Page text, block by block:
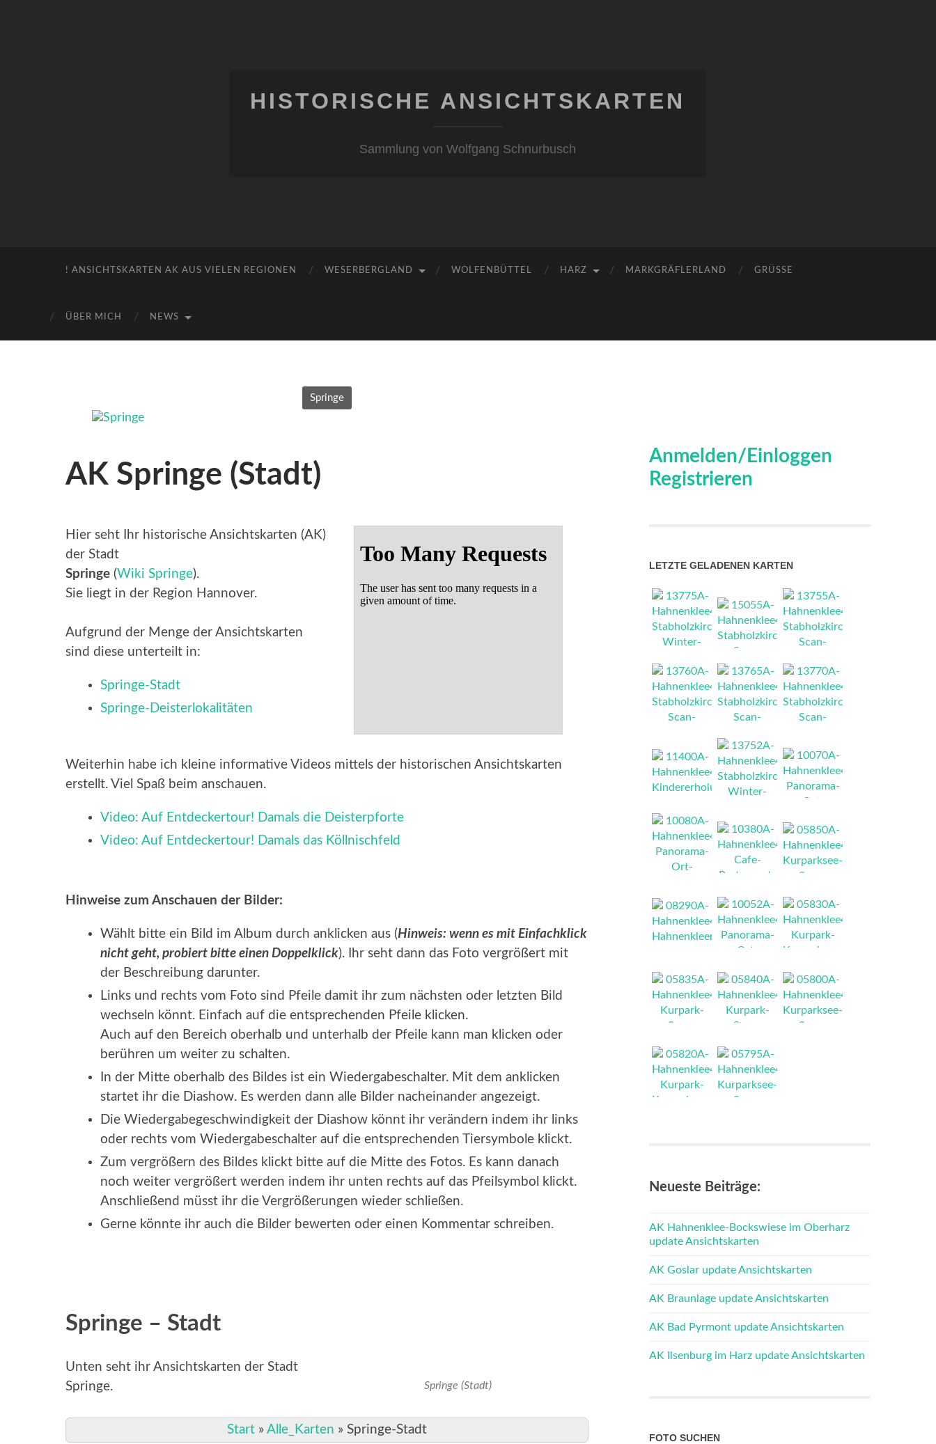
HISTORISCHE ANSICHTSKARTEN
Sammlung von Wolfgang Schnurbusch
! ANSICHTSKARTEN AK AUS VIELEN REGIONEN WESERBERGLAND WOLFENBÜTTEL HARZ MARKGRÄFLERLAND GRÜSSE
ÜBER MICH NEWS
Springe
AK Springe (Stadt)
Hier seht Ihr historische Ansichtskarten (AK)
der Stadt
Springe (Wiki Springe).
Sie liegt in der Region Hannover.
Aufgrund der Menge der Ansichtskarten
sind diese unterteilt in:
Springe-Stadt
Springe-Deisterlokalitäten
Weiterhin habe ich kleine informative Videos mittels der historischen Ansichtskarten
erstellt. Viel Spaß beim anschauen.
Video: Auf Entdeckertour! Damals die Deisterpforte
Video: Auf Entdeckertour! Damals das Köllnischfeld
Hinweise zum Anschauen der Bilder:
Wählt bitte ein Bild im Album durch anklicken aus (Hinweis: wenn es mit Einfachklick
nicht geht, probiert bitte einen Doppelklick). Ihr seht dann das Foto vergrößert mit
der Beschreibung darunter.
Links und rechts vom Foto sind Pfeile damit ihr zum nächsten oder letzten Bild
wechseln könnt. Einfach auf die entsprechenden Pfeile klicken.
Auch auf den Bereich oberhalb und unterhalb der Pfeile kann man klicken oder
berühren um weiter zu schalten.
In der Mitte oberhalb des Bildes ist ein Wiedergabeschalter. Mit dem anklicken
startet ihr die Diashow. Es werden dann alle Bilder nacheinander angezeigt.
Die Wiedergabegeschwindigkeit der Diashow könnt ihr verändern indem ihr links
oder rechts vom Wiedergabeschalter auf die entsprechenden Tiersymbole klickt.
Zum vergrößern des Bildes klickt bitte auf die Mitte des Fotos. Es kann danach
noch weiter vergrößert werden indem ihr unten rechts auf das Pfeilsymbol klickt.
Anschließend müsst ihr die Vergrößerungen wieder schließen.
Gerne könnte ihr auch die Bilder bewerten oder einen Kommentar schreiben.
Springe – Stadt
Unten seht ihr Ansichtskarten der Stadt
Springe.
Springe (Stadt)
Start »Alle_Karten »Springe-Stadt
Anmelden/Einloggen
Registrieren
LETZTE GELADENEN KARTEN
NEU NEU
NEU
NEU
NEU
Neueste Beiträge:
AK Hahnenklee-Bockswiese im Oberharz
update Ansichtskarten
AK Goslar update Ansichtskarten
AK Braunlage update Ansichtskarten
AK Bad Pyrmont update Ansichtskarten
AK Ilsenburg im Harz update Ansichtskarten
FOTO SUCHEN